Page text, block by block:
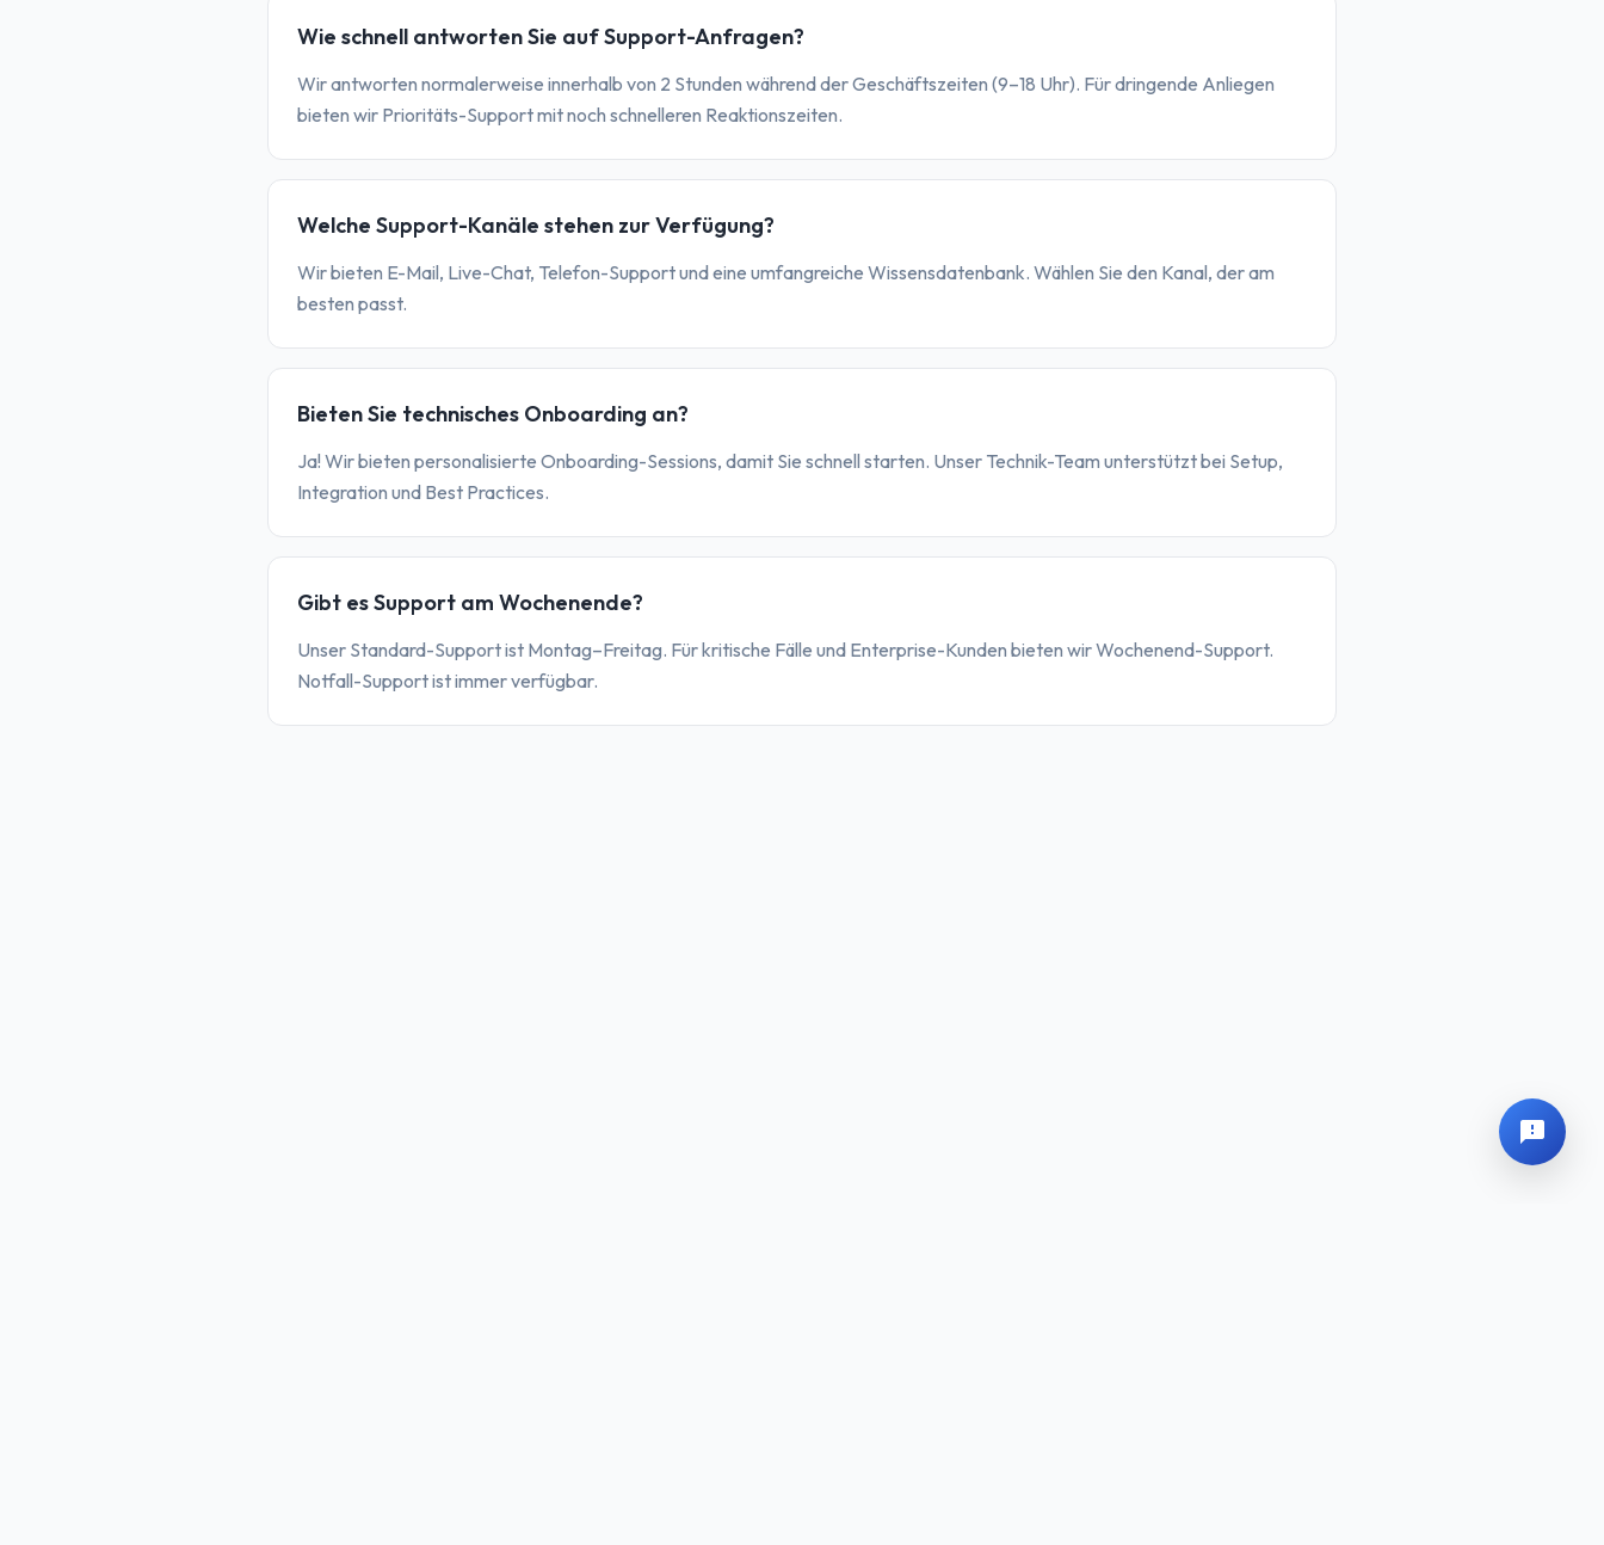
Wie schnell antworten Sie auf Support-Anfragen?
Wir antworten normalerweise innerhalb von 2 Stunden während der Geschäftszeiten (9–18 Uhr). Für dringende Anliegen
bieten wir Prioritäts-Support mit noch schnelleren Reaktionszeiten.
Welche Support-Kanäle stehen zur Verfügung?
Wir bieten E-Mail, Live-Chat, Telefon-Support und eine umfangreiche Wissensdatenbank. Wählen Sie den Kanal, der am
besten passt.
Bieten Sie technisches Onboarding an?
Ja! Wir bieten personalisierte Onboarding-Sessions, damit Sie schnell starten. Unser Technik-Team unterstützt bei Setup,
Integration und Best Practices.
Gibt es Support am Wochenende?
Unser Standard-Support ist Montag–Freitag. Für kritische Fälle und Enterprise-Kunden bieten wir Wochenend-Support.
Notfall-Support ist immer verfügbar.